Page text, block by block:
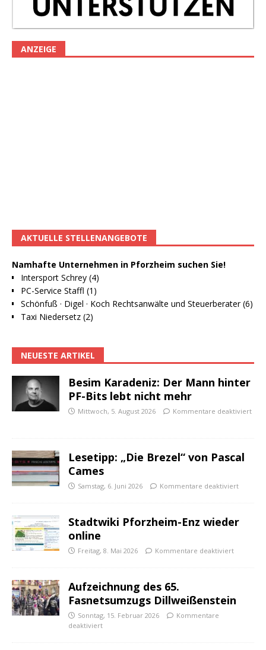
ANZEIGE
AKTUELLE STELLENANGEBOTE
Namhafte Unternehmen in Pforzheim suchen Sie!
Intersport Schrey (4)
PC-Service Staffl (1)
Schönfuß · Digel · Koch Rechtsanwälte und Steuerberater (6)
Taxi Niedersetz (2)
NEUESTE ARTIKEL
Besim Karadeniz: Der Mann hinter
PF-Bits lebt nicht mehr
Mittwoch, 5. August 2026 Kommentare deaktiviert
Lesetipp: „Die Brezel“ von Pascal
Cames
Samstag, 6. Juni 2026 Kommentare deaktiviert
Stadtwiki Pforzheim-Enz wieder
online
Freitag, 8. Mai 2026 Kommentare deaktiviert
Aufzeichnung des 65.
Fasnetsumzugs Dillweißenstein
Sonntag, 15. Februar 2026
Kommentare
deaktiviert